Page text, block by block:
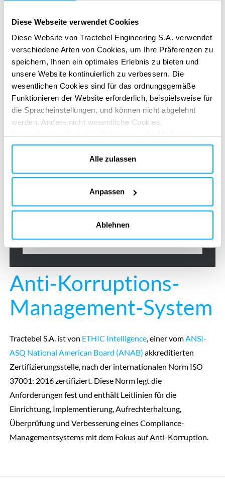
Diese Webseite verwendet Cookies
Diese Website von Tractebel Engineering S.A. verwendet
verschiedene Arten von Cookies, um Ihre Präferenzen zu
speichern, Ihnen ein optimales Erlebnis zu bieten und
unsere Website kontinuierlich zu verbessern. Die
wesentlichen Cookies sind für das ordnungsgemäße
Funktionieren der Website erforderlich, beispielsweise für
die Spracheinstellungen, und können nicht abgelehnt
werden. Andere nicht wesentliche Cookies,
Cookies, werden nur verwendet, nachdem Sie auf „Alle
akzeptieren“ geklickt haben. Weitere Informationen finden
Sie in unserer Cookie-Richtlinie im Abschnitt „Über uns“
Alle zulassen
Anpassen
Ablehnen
Unsere Referenzen
Unsere Standorte
Anti-Korruptions-
Management-System
Tractebel S.A. ist von ETHIC Intelligence, einer vomANSI-
ASQ National American Board (ANAB) akkreditierten
Zertifizierungsstelle, nach der internationalen Norm ISO
37001: 2016 zertifiziert. Diese Norm legt die
Anforderungen fest und enthält Leitlinien für die
Einrichtung, Implementierung, Aufrechterhaltung,
Überprüfung und Verbesserung eines Compliance-
Managementsystems mit dem Fokus auf Anti-Korruption.